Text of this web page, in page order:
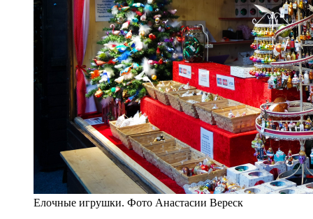
Елочные игрушки. Фото Анастасии Вереск